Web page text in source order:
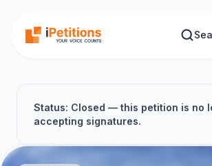
Status: Closed — this petition is no
accepting signatures.